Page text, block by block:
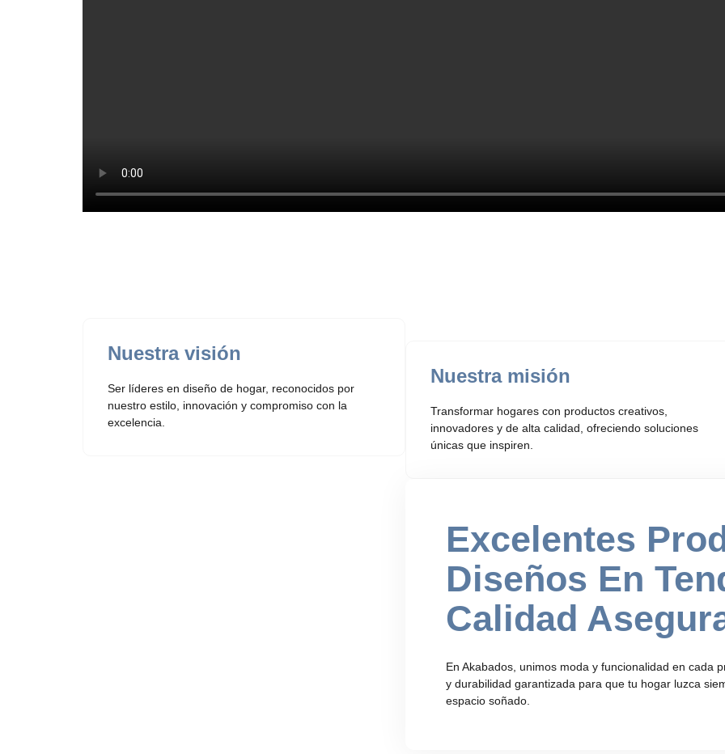
Nuestra visión
Ser líderes en diseño de hogar, reconocidos por
nuestro estilo, innovación y compromiso con la
excelencia.
Nuestra misión
Transformar hogares con productos creativos,
innovadores y de alta calidad, ofreciendo soluciones
únicas que inspiren.
Excelentes
Diseños En
Calidad
En Akabados , unimos moda y funcionalidad en cada
y durabilidad garantizada para que tu hogar luzca
espacio soñado.